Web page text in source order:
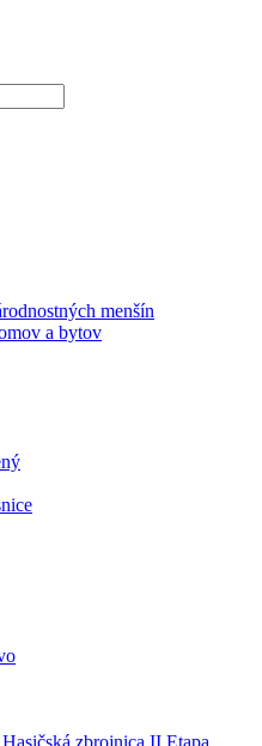
menšín
a bytov
Hasičská zbrojnica II.Etapa